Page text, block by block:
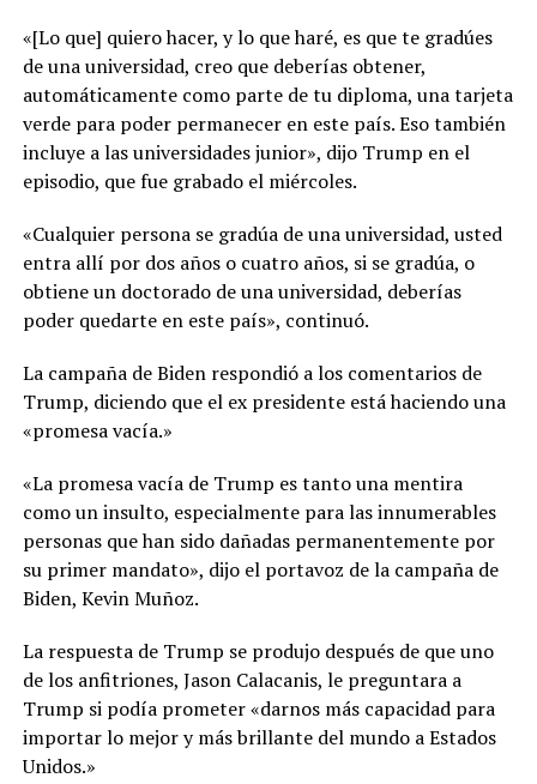
«[Lo que] quiero hacer, y lo que haré, es que te gradúes
de una universidad, creo que deberías obtener,
automáticamente como parte de tu diploma, una tarjeta
verde para poder permanecer en este país. Eso también
incluye a las universidades junior», dijo Trump en el
episodio, que fue grabado el miércoles.
«Cualquier persona se gradúa de una universidad, usted
entra allí por dos años o cuatro años, si se gradúa, o
obtiene un doctorado de una universidad, deberías
poder quedarte en este país», continuó.
La campaña de Biden respondió a los comentarios de
Trump, diciendo que el ex presidente está haciendo una
«promesa vacía.»
«La promesa vacía de Trump es tanto una mentira
como un insulto, especialmente para las innumerables
personas que han sido dañadas permanentemente por
su primer mandato», dijo el portavoz de la campaña de
Biden, Kevin Muñoz.
La respuesta de Trump se produjo después de que uno
de los anfitriones, Jason Calacanis, le preguntara a
Trump si podía prometer «darnos más capacidad para
importar lo mejor y más brillante del mundo a Estados
Unidos.»